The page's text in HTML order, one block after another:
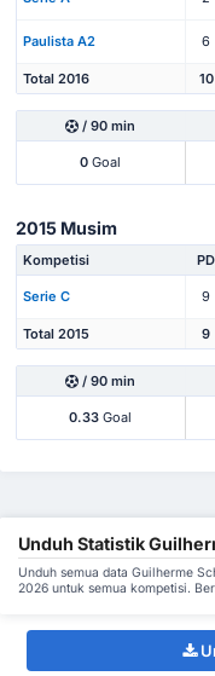
Paulista A2 6
Total 2016 10
/ 90 min
0 Goal
2015 Musim
Kompetisi PD
Serie C 9
Total 2015 9
/ 90 min
0.33 Goal
Unduh Statistik
Unduh semua data Guilherme
2026 untuk semua kompetisi.